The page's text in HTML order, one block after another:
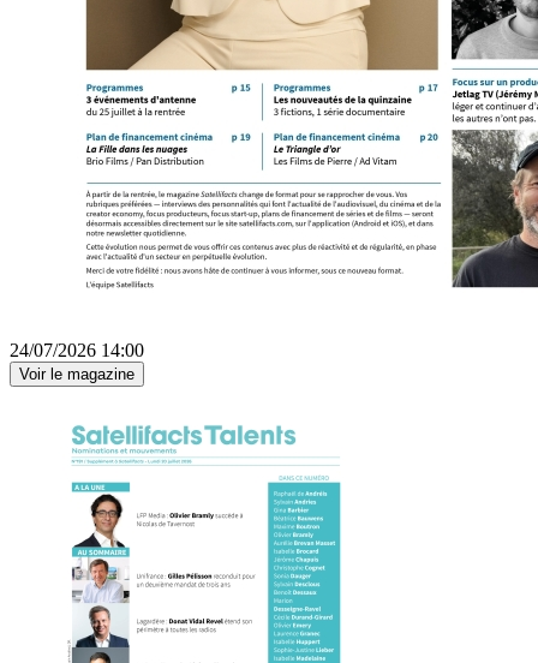
24/07/2026 14:00
Voir le magazine